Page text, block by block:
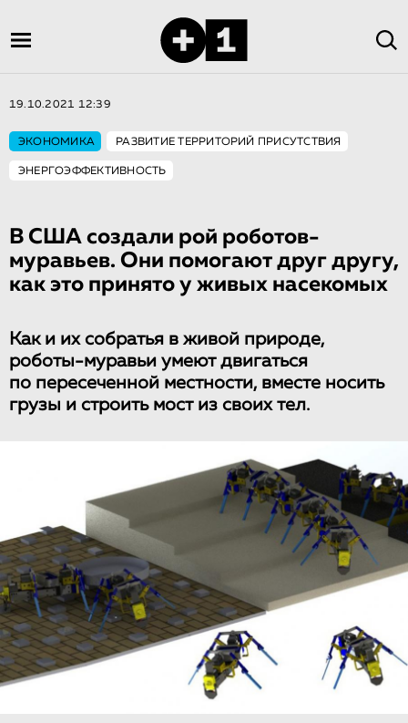
19.10.2021 12:39
ЭКОНОМИКА РАЗВИТИЕ ТЕРРИТОРИЙ ПРИСУТСТВИЯ
ЭНЕРГОЭФФЕКТИВНОСТЬ
В США создали рой роботов-
муравьев. Они помогают друг другу,
как это принято у живых насекомых
Как и их собратья в живой природе,
роботы-муравьи умеют двигаться
по пересеченной местности, вместе носить
грузы и строить мост из своих тел.